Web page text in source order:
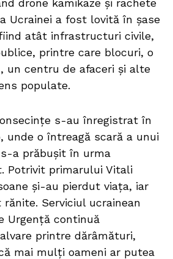
drone kamikaze și rachete
Ucrainei a fost lovită în șase
atât infrastructuri civile,
printre care blocuri, o
un centru de afaceri și alte
populate.
s-au înregistrat în
unde o întreagă scară a unui
a prăbușit în urma
Potrivit primarului Vitali
și-au pierdut viața, iar
Serviciul ucrainean
Urgență continuă
printre dărâmături,
mai mulți oameni ar putea